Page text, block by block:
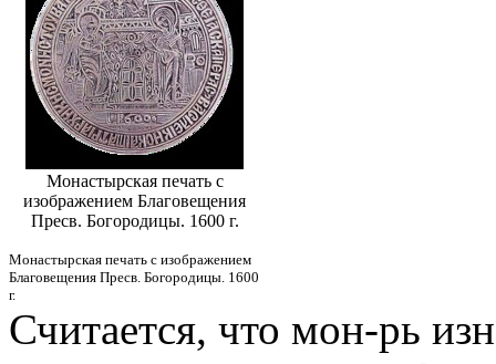
Монастырская печать с
изображением Благовещения
Пресв. Богородицы. 1600 г.
Монастырская печать с изображением
Благовещения Пресв. Богородицы. 1600
г.
Считается, что мон-рь